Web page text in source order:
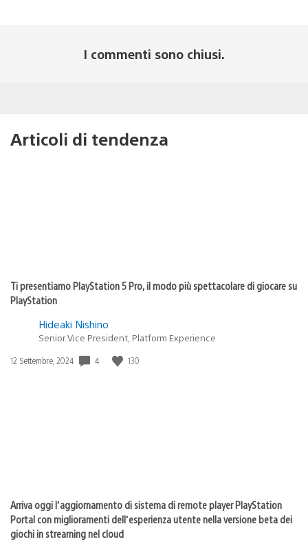
I commenti sono chiusi.
Articoli di tendenza
Ti presentiamo PlayStation 5 Pro, il modo più spettacolare di giocare su
PlayStation
Hideaki Nishino
Senior Vice President, Platform Experience
Data
12 Settembre, 2024 4 130
Arriva oggi l’aggiornamento di sistema di remote player PlayStation
Portal con miglioramenti dell’esperienza utente nella versione beta dei
giochi in streaming nel cloud